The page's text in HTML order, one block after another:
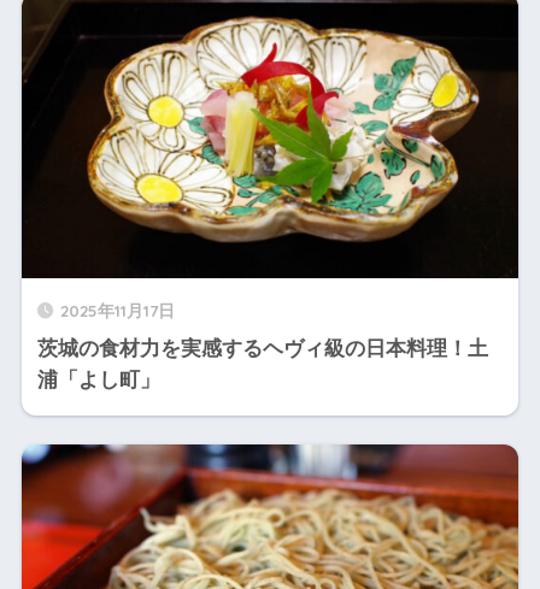
2025年11月17日
茨城の食材力を実感するヘヴィ級の日本料理！土
浦「よし町」